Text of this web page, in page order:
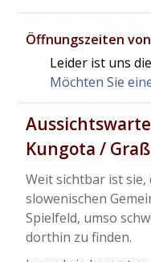
Öffnungszeiten
Leider ist uns
Möchten Sie
Kungota /
Weit sichtbar ist
slowenischen
Spielfeld, umso
dorthin zu finden.